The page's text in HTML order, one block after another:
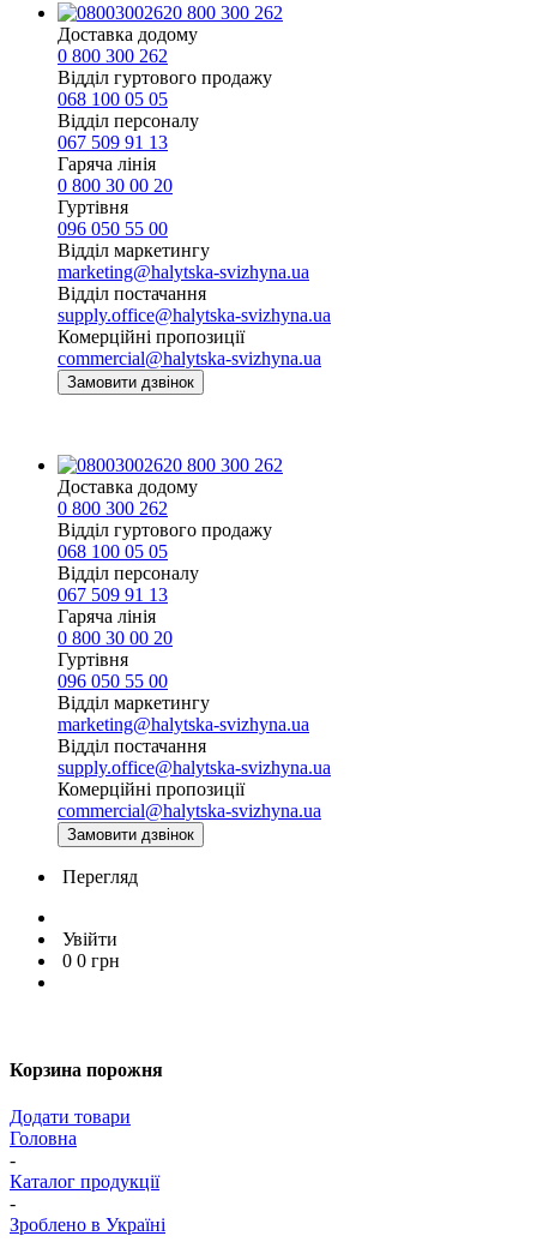
0 800 300 262
Доставка додому
0 800 300 262
Відділ гуртового продажу
068 100 05 05​
Відділ персоналу
067 509 91 13
Гаряча лінія
0 800 30 00 20
Гуртівня
096 050 55 00
Відділ маркетингу
marketing@halytska-svizhyna.ua
Відділ постачання
supply.office@halytska-svizhyna.ua
Комерційні пропозиції
commercial@halytska-svizhyna.ua
Замовити дзвінок
0 800 300 262
Доставка додому
0 800 300 262
Відділ гуртового продажу
068 100 05 05​
Відділ персоналу
067 509 91 13
Гаряча лінія
0 800 30 00 20
Гуртівня
096 050 55 00
Відділ маркетингу
marketing@halytska-svizhyna.ua
Відділ постачання
supply.office@halytska-svizhyna.ua
Комерційні пропозиції
commercial@halytska-svizhyna.ua
Замовити дзвінок
Перегляд
Увійти
0 0 грн
Корзина порожня
Додати товари
Головна
-
Каталог продукції
-
Зроблено в Україні